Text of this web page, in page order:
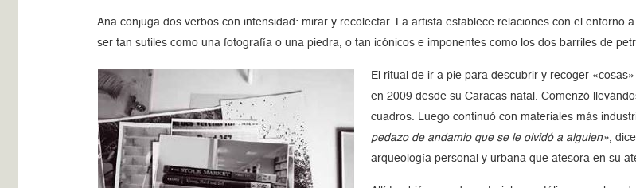
Ana conjuga dos verbos con intensidad: mirar y recolectar. La artista establece relaciones con el entorno
ser tan sutiles como una fotografía o una piedra, o tan icónicos e imponentes como los dos barriles de
El ritual de ir a pie para descubrir y recoger
en 2009 desde su Caracas natal. Comenzó
cuadros. Luego continuó con materiales más
pedazo de andamio que se le olvidó a alguien» ,
arqueología personal y urbana que atesora en su